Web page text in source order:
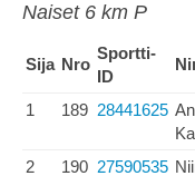
Naiset 6 km P
Sija Nro
Sportti-
ID
1 189 28441625
2 190 27590535